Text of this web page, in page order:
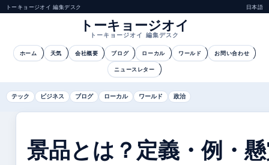
トーキョージオイ 編集デスク 日本語
トーキョージオイ
トーキョージオイ 編集デスク
ホーム 天気 会社概要 ブログ ローカル ワールド お問い合わせ
ニュースレター
テック ビジネス ブログ ローカル ワールド 政治
景品とは？定義・例・